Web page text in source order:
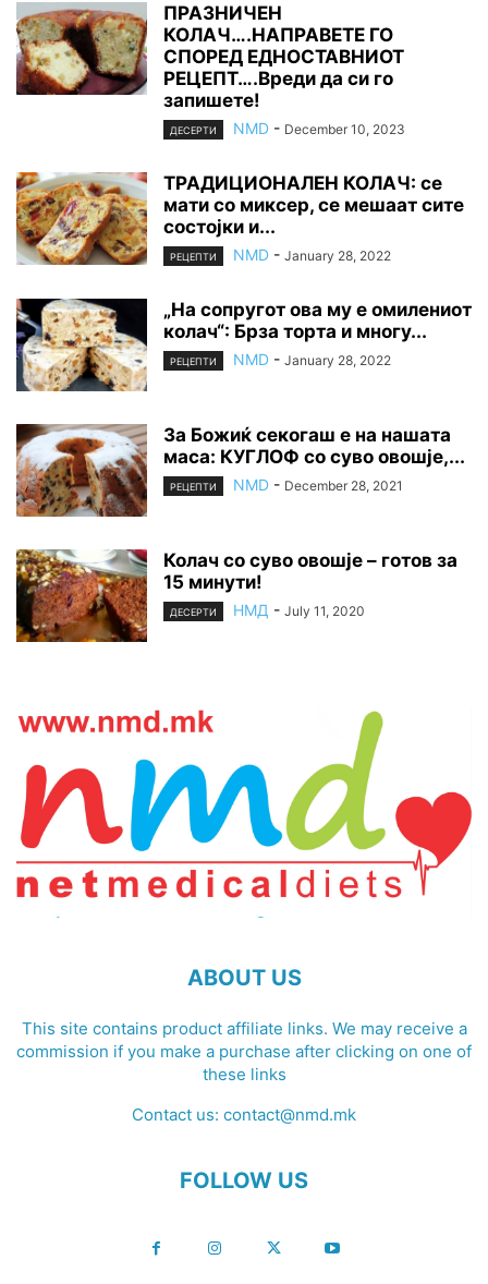
ПРАЗНИЧЕН
КОЛАЧ….НАПРАВЕТЕ ГО
СПОРЕД ЕДНОСТАВНИОТ
РЕЦЕПТ….Вреди да си го
запишете!
ДЕСЕРТИ NMD - December 10, 2023
ТРАДИЦИОНАЛЕН КОЛАЧ: се
мати со миксер, се мешаат сите
состојки и...
РЕЦЕПТИ NMD - January 28, 2022
„На сопругот ова му е омилениот
колач“: Брза торта и многу...
РЕЦЕПТИ NMD - January 28, 2022
За Божиќ секогаш е на нашата
маса: КУГЛОФ со суво овошје,...
РЕЦЕПТИ NMD - December 28, 2021
Колач со суво овошје – готов за
15 минути!
ДЕСЕРТИ НМД - July 11, 2020
ABOUT US
This site contains product affiliate links. We may receive a
commission if you make a purchase after clicking on one of
these links
Contact us: contact@nmd.mk
FOLLOW US